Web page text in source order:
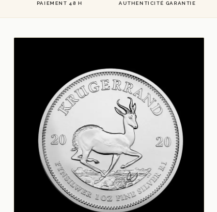
PAIEMENT 48 H AUTHENTICITÉ GARANTIE